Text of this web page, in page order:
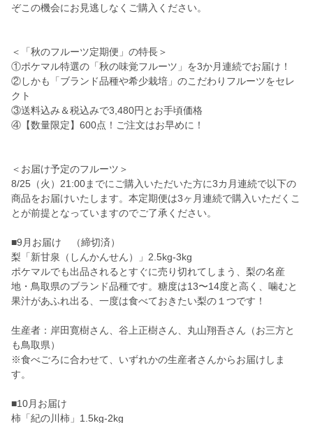
ぞこの機会にお見逃しなくご購入ください。
＜「秋のフルーツ定期便」の特長＞
①ポケマル特選の「秋の味覚フルーツ」を3か月連続でお届け！
②しかも「ブランド品種や希少栽培」のこだわりフルーツをセレ
クト
③送料込み＆税込みで3,480円とお手頃価格
④【数量限定】600点！ご注文はお早めに！
＜お届け予定のフルーツ＞
8/25（火）21:00までにご購入いただいた方に3カ月連続で以下の
商品をお届けいたします。本定期便は3ヶ月連続で購入いただくこ
とが前提となっていますのでご了承ください。
■9月お届け （締切済）
梨「新甘泉（しんかんせん）」2.5kg-3kg
ポケマルでも出品されるとすぐに売り切れてしまう、梨の名産
地・鳥取県のブランド品種です。糖度は13〜14度と高く、噛むと
果汁があふれ出る、一度は食べておきたい梨の１つです！
生産者：岸田寛樹さん、谷上正樹さん、丸山翔吾さん（お三方と
も鳥取県）
※食べごろに合わせて、いずれかの生産者さんからお届けしま
す。
■10月お届け
柿「紀の川柿」1.5kg-2kg